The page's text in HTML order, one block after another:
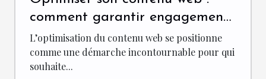
comment garantir engagement
et visibilité ?
L’optimisation du contenu web se positionne
comme une démarche incontournable pour qui
souhaite...